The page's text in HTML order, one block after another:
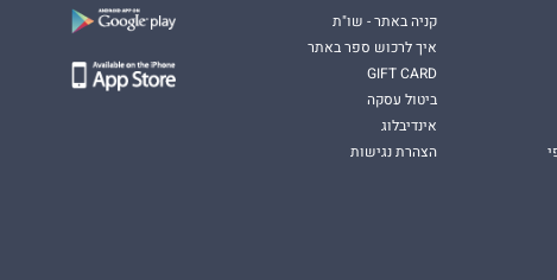
קניה באתר - שו"ת
איך לרכוש ספר באתר
GIFT CARD
ביטול עסקה
אינדיבלוג
הצהרת נגישות